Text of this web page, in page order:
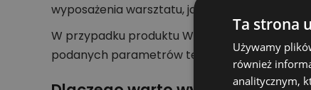
wyposażenia warsztatu, jak i do pracy ekip
W przypadku produktu Wiertło do metalu
podanych parametrów technicznych. Dzięki
Ta strona
Używamy
również
analitycznym,